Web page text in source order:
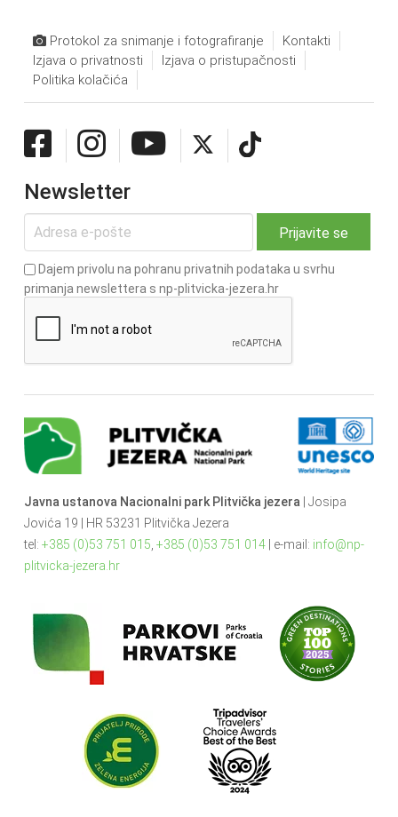
Protokol za snimanje i fotografiranje
Kontakti
Izjava o privatnosti
Izjava o pristupačnosti
Politika kolačića
Newsletter
Dajem privolu na pohranu privatnih podataka u svrhu
primanja newslettera s np-plitvicka-jezera.hr
Javna ustanova Nacionalni park Plitvička jezera | Josipa
Jovića 19 | HR 53231 Plitvička Jezera
tel: +385 (0)53 751 015 +385 (0)53 751 014| e-mail: info@np-
plitvicka-jezera.hr